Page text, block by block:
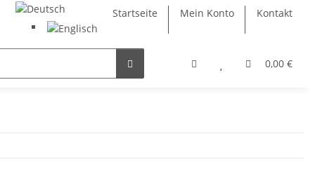
Startseite Mein Konto Kontakt
0,00 €